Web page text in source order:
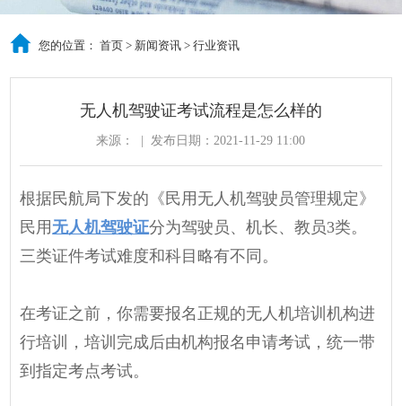
您的位置：首页 > 新闻资讯 >行业资讯
无人机驾驶证考试流程是怎么样的
来源： 发布日期：2021-11-29 11:00
根据民航局下发的《民用无人机驾驶员管理规定》
民用 无人机驾驶证分为驾驶员、机长、教员3类。
三类证件考试难度和科目略有不同。
在考证之前，你需要报名正规的无人机培训机构进
行培训，培训完成后由机构报名申请考试，统一带
到指定考点考试。